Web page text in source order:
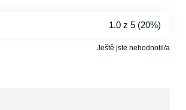
1.0 z 5 (20%)
Ještě jste nehodnotil/a